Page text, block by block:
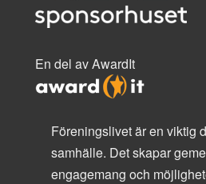
En del av AwardIt
Föreningslivet är en viktig
samhälle. Det skapar
engagemang och